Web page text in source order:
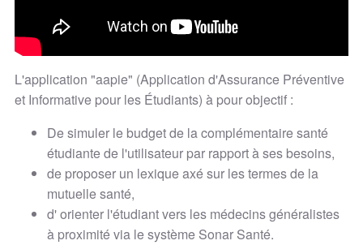
L'application "aapie" (Application d'Assurance Préventive
et Informative pour les Étudiants) à pour objectif :
De simuler le budget de la complémentaire santé
étudiante de l'utilisateur par rapport à ses besoins,
de proposer un lexique axé sur les termes de la
mutuelle santé,
d' orienter l'étudiant vers les médecins généralistes
à proximité via le système Sonar Santé.